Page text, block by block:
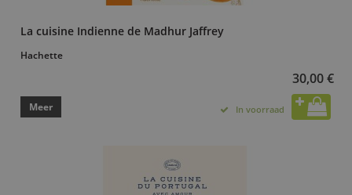
La cuisine Indienne de Madhur Jaffrey
Hachette
30,00 €
Meer In voorraad